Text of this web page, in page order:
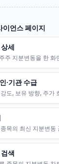
이언스페이지
세
주 지분변동을 한 화
·기관 수급
도, 보유 방향, 주가
목의 최신 지분변동
색